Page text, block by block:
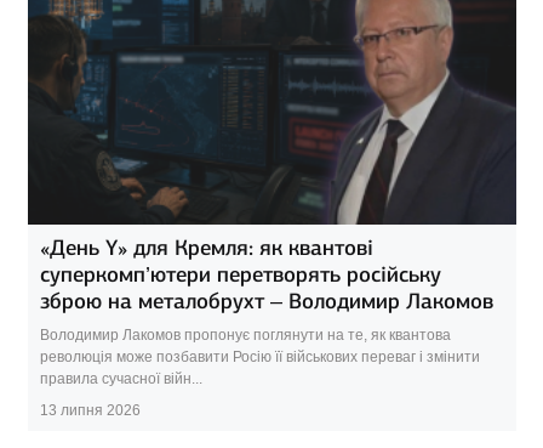
«День Y» для Кремля: як квантові
суперкомп’ютери перетворять російську
зброю на металобрухт – Володимир Лакомов
Володимир Лакомов пропонує поглянути на те, як квантова
революція може позбавити Росію її військових переваг і змінити
правила сучасної війн...
13 липня 2026